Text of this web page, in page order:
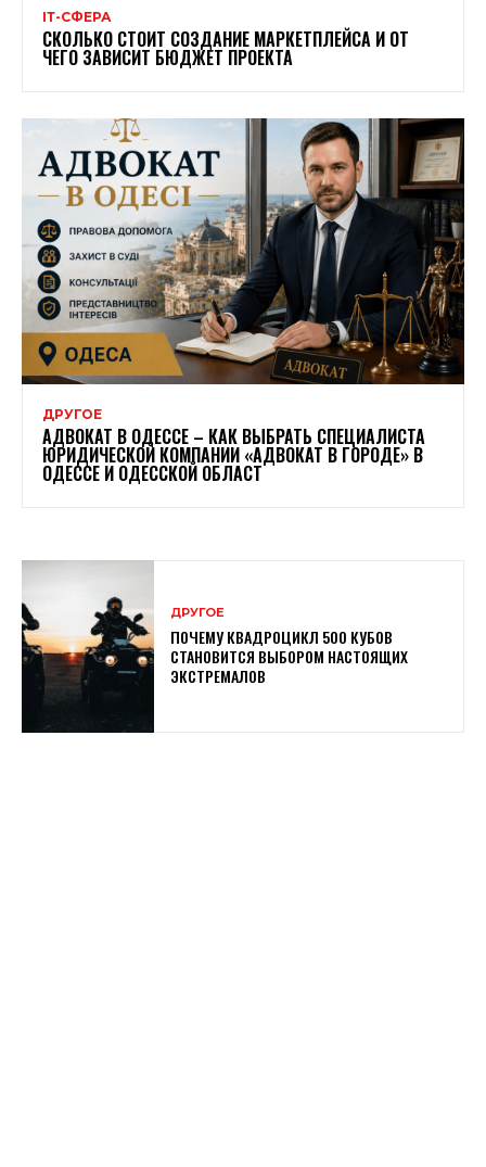
ІТ-СФЕРА
СКОЛЬКО СТОИТ СОЗДАНИЕ МАРКЕТПЛЕЙСА И ОТ
ЧЕГО ЗАВИСИТ БЮДЖЕТ ПРОЕКТА
ДРУГОЕ
АДВОКАТ В ОДЕССЕ – КАК ВЫБРАТЬ СПЕЦИАЛИСТА
ЮРИДИЧЕСКОЙ КОМПАНИИ «АДВОКАТ В ГОРОДЕ» В
ОДЕССЕ И ОДЕССКОЙ ОБЛАСТ
ДРУГОЕ
ПОЧЕМУ КВАДРОЦИКЛ 500 КУБОВ
СТАНОВИТСЯ ВЫБОРОМ НАСТОЯЩИХ
ЭКСТРЕМАЛОВ